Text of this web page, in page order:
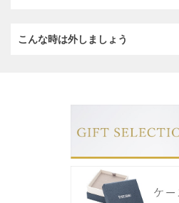
こんな時は外しましょう